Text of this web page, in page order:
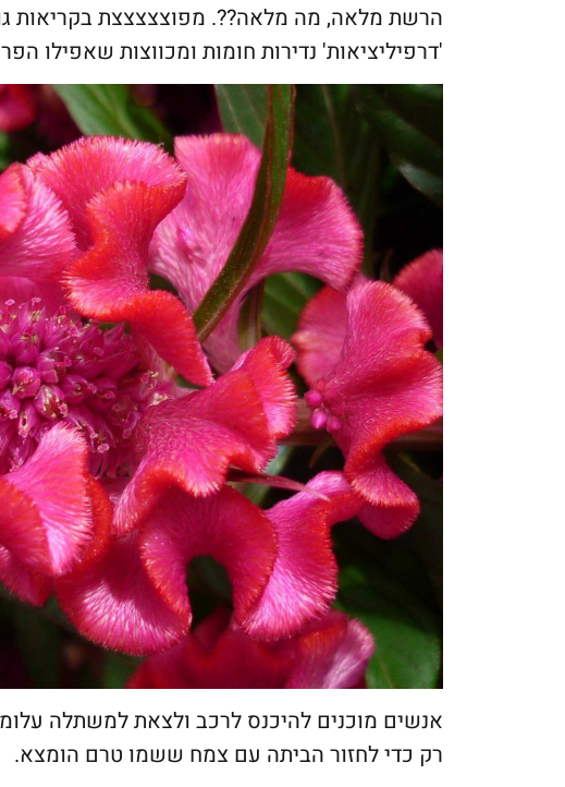
הרשת מלאה, מה מלאה??. מפוצצצצצת בקריאות
'דרפיליציאות' נדירות חומות ומכווצות שאפילו
אנשים מוכנים להיכנס לרכב ולצאת למשתלה
רק כדי לחזור הביתה עם צמח ששמו טרם הומצא.